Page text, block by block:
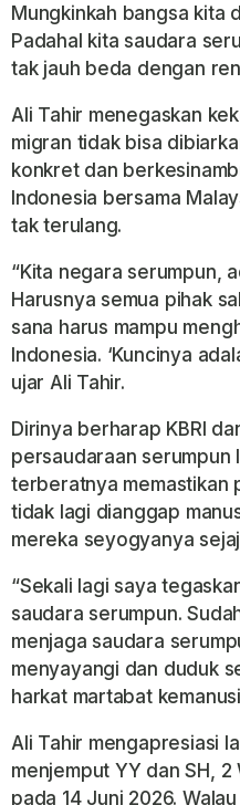
Mungkinkah bangsa kita
Padahal kita saudara
tak jauh beda dengan
Ali Tahir menegaskan
migran tidak bisa
konkret dan
Indonesia bersama
tak terulang.
“Kita negara serumpun,
Harusnya semua pihak
sana harus mampu
Indonesia. ‘Kuncinya
ujar Ali Tahir.
Dirinya berharap KBRI
persaudaraan serumpun
terberatnya memastikan
tidak lagi dianggap
mereka seyogyanya
“Sekali lagi saya
saudara serumpun.
menjaga saudara
menyayangi dan duduk
harkat martabat
Ali Tahir mengapresiasi
menjemput YY dan SH,
pada 14 Juni 2026.